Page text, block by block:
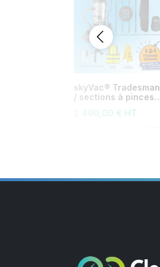
skyVac® Tradesman
/ sections à pinces
2 490,00 € HT